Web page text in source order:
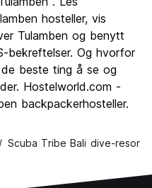
hosteller, vis
Tulamben og benytt
bekreftelser. Og hvorfor
beste ting å se og
Hostelworld.com -
backpackerhosteller.
Scuba Tribe Bali dive-resort